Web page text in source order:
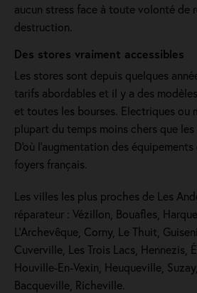
aucun stress face à toute volonté de
destruction.
Des stores vraiment accessibles
Les stores sont depuis quelques
tarifs abordables et il y a des
et toutes les bourses. Electriques ou
plupart du temps moins chers que
D'où l'augmentation des
foyers français.
Les villes les plus proches de Les
réparateur : Vézillon, Bouafles,
L'Archevêque, Corny, Le Thuit,
Cuverville, Les Trois Lacs, Hennezis,
Houville-En-Vexin, Heuqueville,
Bacqueville, Richeville.